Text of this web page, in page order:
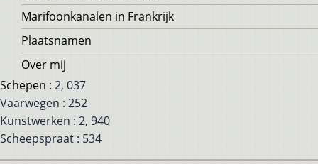
Marifoonkanalen in Frankrijk
Plaatsnamen
Over mij
Schepen : 2, 037
Vaarwegen : 252
Kunstwerken : 2, 940
Scheepspraat : 534